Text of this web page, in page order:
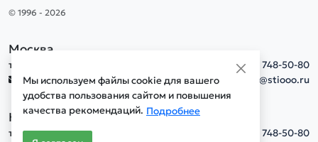
Мы используем файлы cookie для вашего
удобства пользования сайтом и повышения
качества рекомендаций. Подробнее
© 1996 - 2026
Москва
тел.
+7(495) 748-50-80
info@stiooo.ru
Новосибирск
тел. +7(495) 748-50-80